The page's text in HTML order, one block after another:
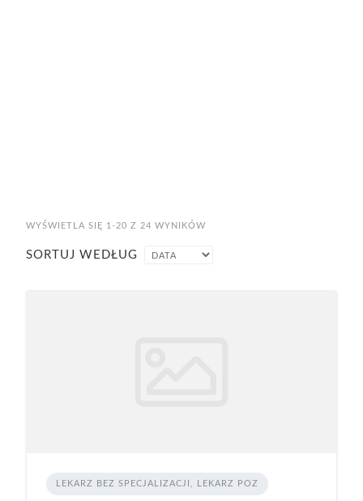
WYŚWIETLA SIĘ 1-20 Z 24 WYNIKÓW
SORTUJ WEDŁUG
LEKARZ BEZ SPECJALIZACJI, LEKARZ POZ